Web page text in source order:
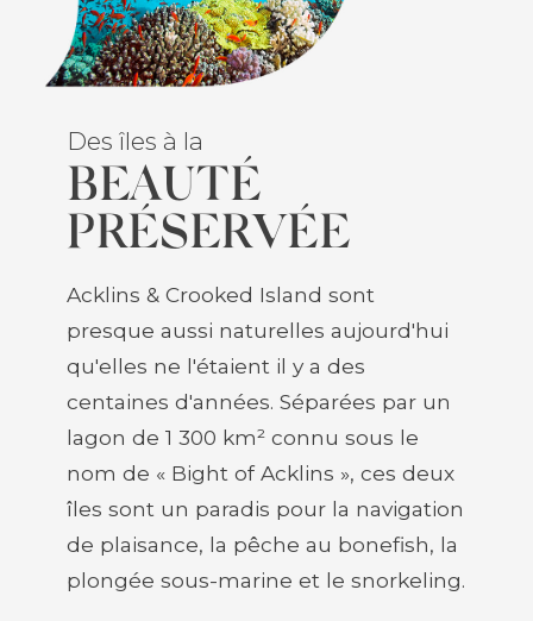
Des îles à la
BEAUTÉ
PRÉSERVÉE
Acklins & Crooked Island sont
presque aussi naturelles aujourd'hui
qu'elles ne l'étaient il y a des
centaines d'années. Séparées par un
lagon de 1 300 km² connu sous le
nom de « Bight of Acklins », ces deux
îles sont un paradis pour la navigation
de plaisance, la pêche au bonefish, la
plongée sous-marine et le snorkeling.